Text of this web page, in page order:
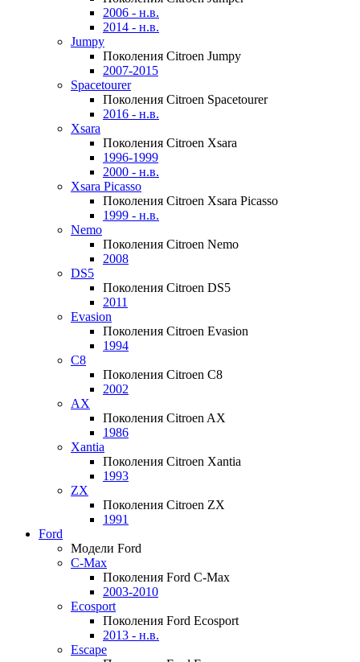
2006 - н.в.
2014 - н.в.
Jumpy
Поколения Citroen Jumpy
2007-2015
Spacetourer
Поколения Citroen Spacetourer
2016 - н.в.
Xsara
Поколения Citroen Xsara
1996-1999
2000 - н.в.
Xsara Picasso
Поколения Citroen Xsara Picasso
1999 - н.в.
Nemo
Поколения Citroen Nemo
2008
DS5
Поколения Citroen DS5
2011
Evasion
Поколения Citroen Evasion
1994
C8
Поколения Citroen C8
2002
AX
Поколения Citroen AX
1986
Xantia
Поколения Citroen Xantia
1993
ZX
Поколения Citroen ZX
1991
Ford
Модели Ford
C-Max
Поколения Ford C-Max
2003-2010
Ecosport
Поколения Ford Ecosport
2013 - н.в.
Escape